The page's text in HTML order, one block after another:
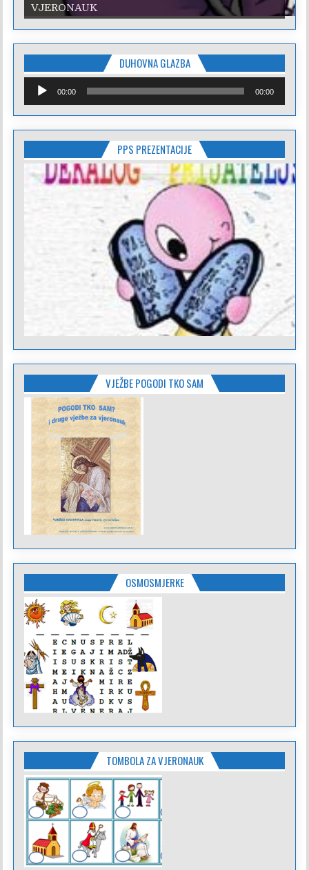
VJERONAUK
VJERONAUK
DUHOVNA GLAZBA
Reproduktor
audiozapisa
00:00 00:00
PPS PREZENTACIJE
VJEŽBE POGODI TKO SAM
OSMOSMJERKE
TOMBOLA ZA VJERONAUK